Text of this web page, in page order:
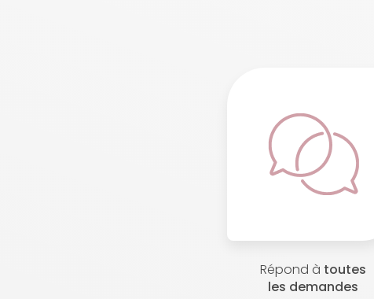
Répond à toutes
les demandes